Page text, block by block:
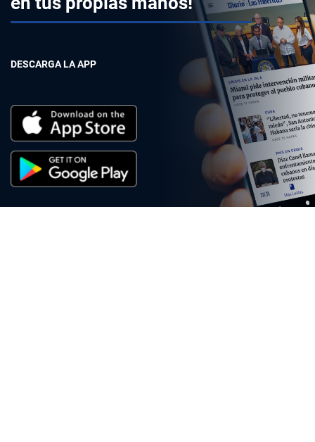
DESCARGA LA APP